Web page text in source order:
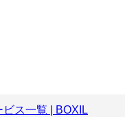
ビス一覧 | BOXIL